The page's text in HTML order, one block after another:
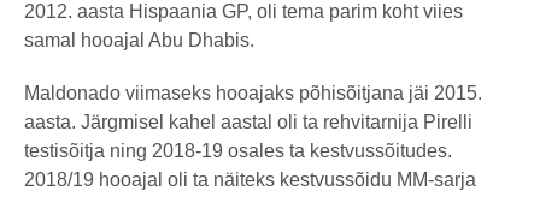
2012. aasta Hispaania GP, oli tema parim koht viies
samal hooajal Abu Dhabis.
Maldonado viimaseks hooajaks põhisõitjana jäi 2015.
aasta. Järgmisel kahel aastal oli ta rehvitarnija Pirelli
testisõitja ning 2018-19 osales ta kestvussõitudes.
2018/19 hooajal oli ta näiteks kestvussõidu MM-sarja